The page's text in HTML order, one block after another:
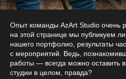
Опыт команды AzArt Studio очень
на этой странице мы публикуем
нашего портфолио, результаты
с мероприятий. Ведь,
работы — всегда можно оставить
студии в целом, правда?